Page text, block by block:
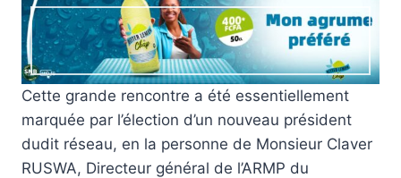
Cette grande rencontre a été essentiellement
marquée par l’élection d’un nouveau président
dudit réseau, en la personne de Monsieur Claver
RUSWA, Directeur général de l’ARMP du